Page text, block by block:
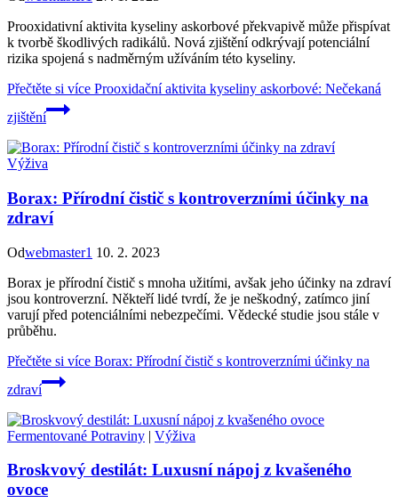
Prooxidativní aktivita kyseliny askorbové překvapivě může přispívat
k tvorbě škodlivých radikálů. Nová zjištění odkrývají potenciální
rizika spojená s nadměrným užíváním této kyseliny.
Přečtěte si více Prooxidační aktivita kyseliny askorbové: Nečekaná
zjištění
Výživa
Borax: Přírodní čistič s kontroverzními účinky na
zdraví
Odwebmaster1 10. 2. 2023
Borax je přírodní čistič s mnoha užitími, avšak jeho účinky na zdraví
jsou kontroverzní. Někteří lidé tvrdí, že je neškodný, zatímco jiní
varují před potenciálními nebezpečími. Vědecké studie jsou stále v
průběhu.
Přečtěte si více Borax: Přírodní čistič s kontroverzními účinky na
zdraví
Fermentované Potraviny | Výživa
Broskvový destilát: Luxusní nápoj z kvašeného
ovoce